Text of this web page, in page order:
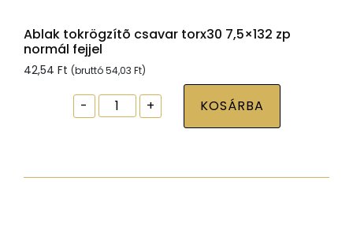
Ablak tokrögzítõ csavar torx30 7,5×132 zp
normál fejjel
42,54 Ft (bruttó54,03 Ft)
-
Ablak
tokrögzítõ
7,5x132
+ KOSÁRBA